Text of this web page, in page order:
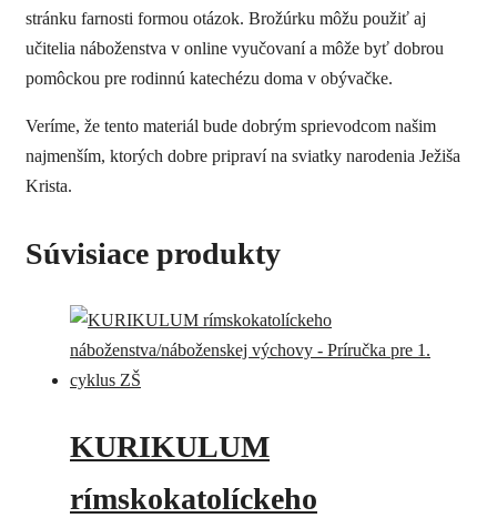
stránku farnosti formou otázok. Brožúrku môžu použiť aj
učitelia náboženstva v online vyučovaní a môže byť dobrou
pomôckou pre rodinnú katechézu doma v obývačke.
Veríme, že tento materiál bude dobrým sprievodcom našim
najmenším, ktorých dobre pripraví na sviatky narodenia Ježiša
Krista.
Súvisiace produkty
KURIKULUM
rímskokatolíckeho